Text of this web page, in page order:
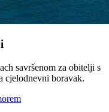
savršenom za obitelji s
cjelodnevni boravak.